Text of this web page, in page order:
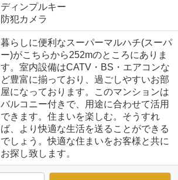
ディンプルキー
防犯カメラ
暮らしに便利なスーパーマルハチ(スーパ
ー)がこちらから252mのところにありま
す。室内設備はCATV・BS・エアコンな
ど豊富に揃っており、過ごしやすいお部
屋になっております。このマンションは
バルコニー付きで、用途に合わせて活用
できます。住まいを楽しむ。そうすれ
ば、より快適な生活を送ることができる
でしょう。快適な住まいをお客様と共に
お探し致します。